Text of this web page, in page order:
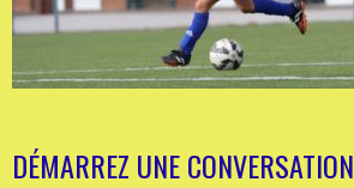
DÉMARREZ UNE CONVERSATION